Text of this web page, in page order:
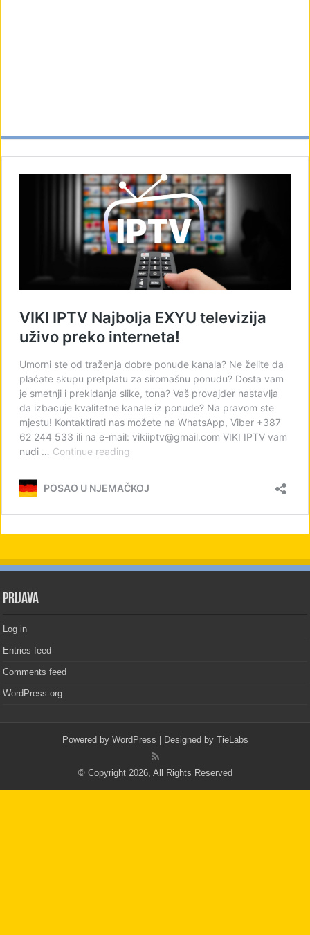
PRIJAVA
Log in
Entries feed
Comments feed
WordPress.org
Powered by WordPress | Designed by TieLabs
© Copyright 2026, All Rights Reserved